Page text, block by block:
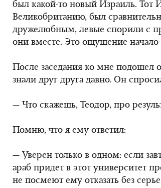
был какой-то новый Израиль. Тот
Великобританию, был
дружелюбным, левые спорили с
они вместе. Это ощущение начало
После заседания ко мне
знали друг друга давно. Он
— Что скажешь, Теодор, про
Помню, что я ему ответил:
— Уверен только в одном: если
араб придет в этот университет
не посмеют ему отказать без